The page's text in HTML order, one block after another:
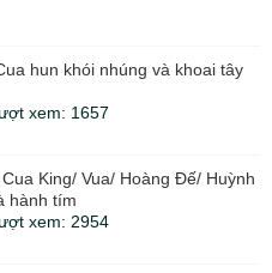
hun khói nhúng và khoai tây
xem: 1657
King/ Vua/ Hoàng Đế/ Huỳnh
hành tím
xem: 2954